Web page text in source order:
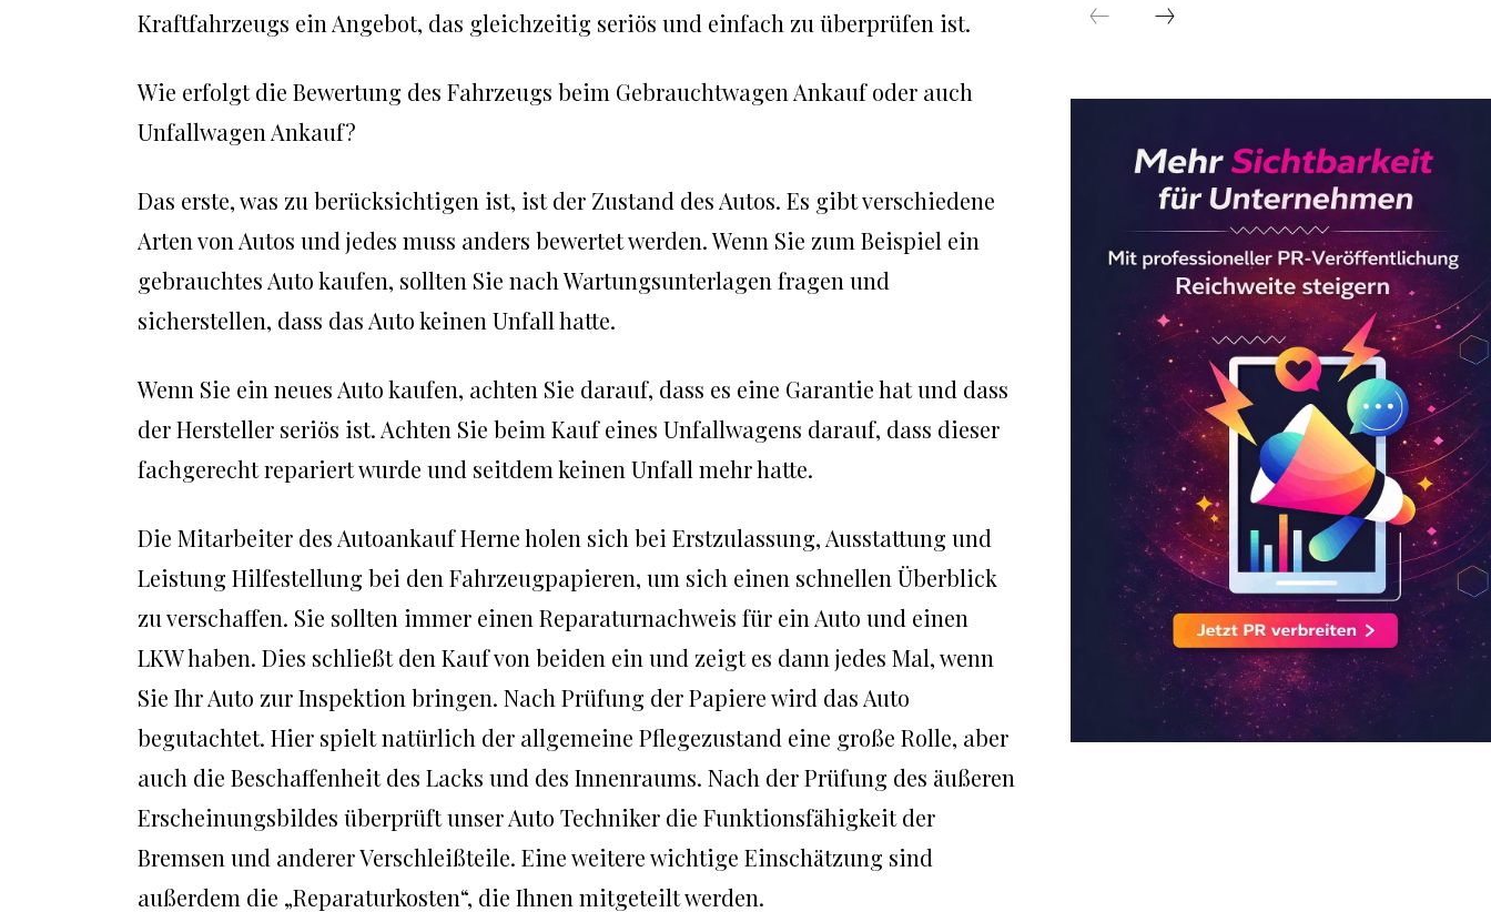
Kraftfahrzeugs ein Angebot, das gleichzeitig seriös und einfach zu überprüfen ist.
Wie erfolgt die Bewertung des Fahrzeugs beim Gebrauchtwagen Ankauf oder auch
Unfallwagen Ankauf?
Das erste, was zu berücksichtigen ist, ist der Zustand des Autos. Es gibt verschiedene
Arten von Autos und jedes muss anders bewertet werden. Wenn Sie zum Beispiel ein
gebrauchtes Auto kaufen, sollten Sie nach Wartungsunterlagen fragen und
sicherstellen, dass das Auto keinen Unfall hatte.
Wenn Sie ein neues Auto kaufen, achten Sie darauf, dass es eine Garantie hat und dass
der Hersteller seriös ist. Achten Sie beim Kauf eines Unfallwagens darauf, dass dieser
fachgerecht repariert wurde und seitdem keinen Unfall mehr hatte.
Die Mitarbeiter des Autoankauf Herne holen sich bei Erstzulassung, Ausstattung und
Leistung Hilfestellung bei den Fahrzeugpapieren, um sich einen schnellen Überblick
zu verschaffen. Sie sollten immer einen Reparaturnachweis für ein Auto und einen
LKW haben. Dies schließt den Kauf von beiden ein und zeigt es dann jedes Mal, wenn
Sie Ihr Auto zur Inspektion bringen. Nach Prüfung der Papiere wird das Auto
begutachtet. Hier spielt natürlich der allgemeine Pflegezustand eine große Rolle, aber
auch die Beschaffenheit des Lacks und des Innenraums. Nach der Prüfung des äußeren
Erscheinungsbildes überprüft unser Auto Techniker die Funktionsfähigkeit der
Bremsen und anderer Verschleißteile. Eine weitere wichtige Einschätzung sind
außerdem die „Reparaturkosten“, die Ihnen mitgeteilt werden.